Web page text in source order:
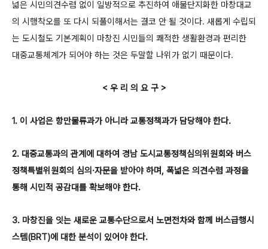
넓은 시민의견수렴 없이 일방적으로 추진하여 애물단지화한 마창대교
의 시행착오를 또 다시 되풀이해서는 결코 안 될 것이다. 새롭게 수립되
는 도시철도 기본계획이 마창진 시민들의 쾌적한 생활환경과 편리한
대중교통체계가 되어야 하는 것은 두말할 나위가 없기 때문이다.
< 우 리 의 요 구 >
1. 이 사업은 항만물류과가 아니라 교통정책과가 담당해야 한다.
2. 대중교통과의 관계에 대하여 경남 도시교통정책심의위원회와 버스
정책특별위원회의 심의·자문을 받아야 하며, 폭넓은 의견수렴 과정을
통해 시민적 공감대를 확보해야 한다.
3. 마창진을 잇는 새로운 교통수단으로서 노면전차와 함께 버스급행시
스템(BRT)에 대한 분석이 있어야 한다.